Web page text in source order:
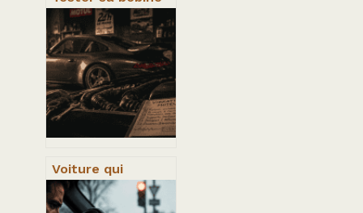
d’allumage moto :
2 mesures de
résistance pour
diagnostiquer la
panne
Voiture qui
tremble au point
mort : 4 causes